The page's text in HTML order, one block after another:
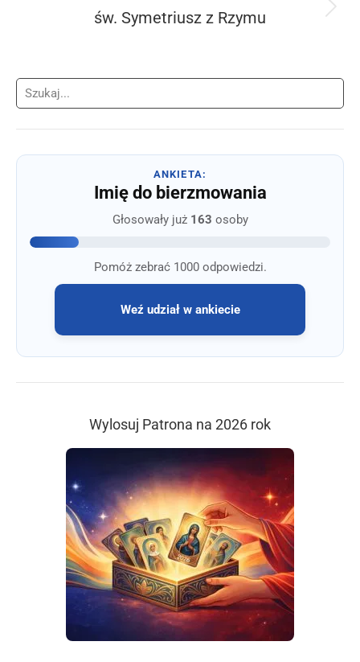
Następny
św. Symetriusz z Rzymu
Szukaj
ANKIETA:
Imię do bierzmowania
Głosowały już 163 osoby
Pomóż zebrać 1000 odpowiedzi.
Weź udział w ankiecie
Wylosuj Patrona na 2026 rok